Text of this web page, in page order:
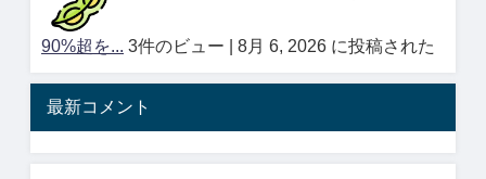
90%超を... 3件のビュー 8月 6, 2026 に投稿された
最新コメント